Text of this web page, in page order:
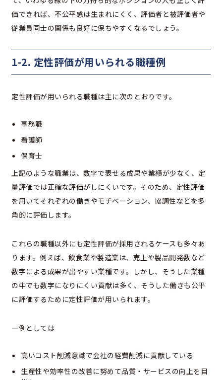
価できれば、不公平感は生まれにくく、評価者と被評価者や
従業員同士の関係も良好に保ちやすくなるでしょう。
1-2. 定性評価が用いられる職種例
定性評価が用いられる職種は主に次のとおりです。
事務職
看護師
保育士
上記のような職業は、数字で表せる成果や業績が少なく、定
量評価では正確な評価がしにくいです。そのため、定性評価
を用いてそれぞれの働きやモチベーション、協調性などを多
角的に評価します。
これらの職種以外にも定性評価が採用されるケースも多々あ
ります。例えば、飲食業や製造業は、売上や製品開発数など
数字による成果が出やすい業種です。しかし、そうした業種
の中でも数字になりにくい貢献は多く、そうした働きも公平
に評価するために定性評価が用いられます。
一例としては
高いコスト削減意識で会社の経費削減に貢献している
生産性や効率性の改善に努めて品質・サービスの向上を目